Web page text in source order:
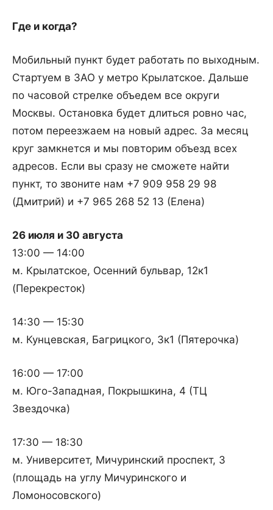
Где и когда?
Мобильный пункт будет работать по выходным.
Стартуем в ЗАО у метро Крылатское. Дальше
по часовой стрелке объедем все округи
Москвы. Остановка будет длиться ровно час,
потом переезжаем на новый адрес. За месяц
круг замкнется и мы повторим объезд всех
адресов. Если вы сразу не сможете найти
пункт, то звоните нам +7 909 958 29 98
(Дмитрий) и +7 965 268 52 13 (Елена)
26 июля и 30 августа
13:00 — 14:00
м. Крылатское, Осенний бульвар, 12к1
(Перекресток)
14:30 — 15:30
м. Кунцевская, Багрицкого, 3к1 (Пятерочка)
16:00 — 17:00
м. Юго-Западная, Покрышкина, 4 (ТЦ
Звездочка)
17:30 — 18:30
м. Университет, Мичуринский проспект, 3
(площадь на углу Мичуринского и
Ломоносовского)